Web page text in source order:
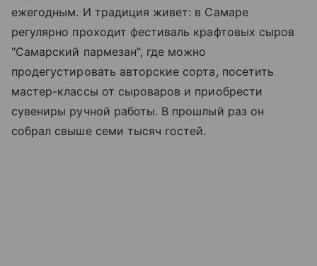
ежегодным. И традиция живет: в Самаре
регулярно проходит фестиваль крафтовых сыров
"Самарский пармезан", где можно
продегустировать авторские сорта, посетить
мастер-классы от сыроваров и приобрести
сувениры ручной работы. В прошлый раз он
собрал свыше семи тысяч гостей.